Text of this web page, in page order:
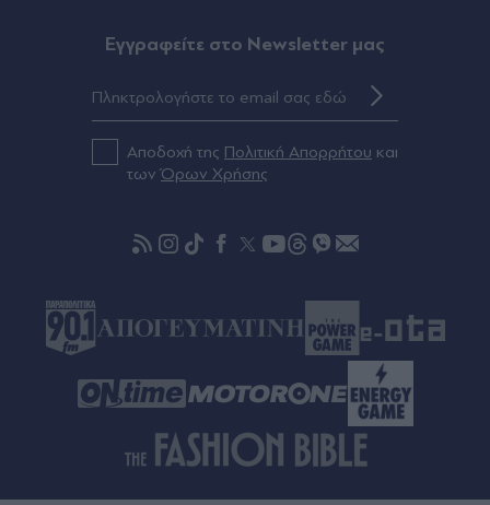
09.08.2026 23:37
η φωτιά σε χαμηλή βλάστηση
09.08.2026 23:37
Ιράν: Ο Πεζεσκιάν διόρισε νέο επικεφαλής του
πρώην αρχηγό των Φρουρών της Επανάστασης,
Μοχσέν Ρεζαΐ
09.08.2026 23:30
Σκιάθος: Τουρίστες και βαλίτσες παρασύρονται
από τις τουρμπίνες αεροπλάνου (Βίντεο)
Eγγραφείτε στο Newsletter μας
Αποδοχή της Πολιτική Απορρήτου και
τωνΌρων Χρήσης